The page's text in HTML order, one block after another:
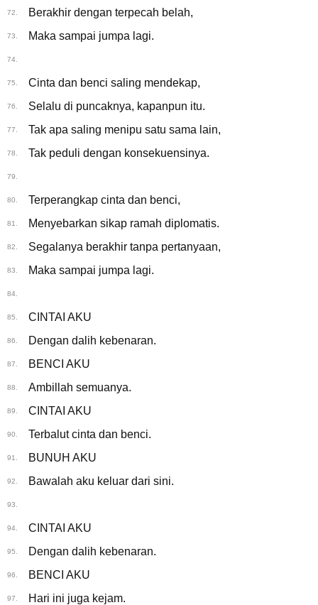
72. Berakhir dengan terpecah belah,
73. Maka sampai jumpa lagi.
74.
75. Cinta dan benci saling mendekap,
76. Selalu di puncaknya, kapanpun itu.
77. Tak apa saling menipu satu sama lain,
78. Tak peduli dengan konsekuensinya.
79.
80. Terperangkap cinta dan benci,
81. Menyebarkan sikap ramah diplomatis.
82. Segalanya berakhir tanpa pertanyaan,
83. Maka sampai jumpa lagi.
84.
85. CINTAI AKU
86. Dengan dalih kebenaran.
87. BENCI AKU
88. Ambillah semuanya.
89. CINTAI AKU
90. Terbalut cinta dan benci.
91. BUNUH AKU
92. Bawalah aku keluar dari sini.
93.
94. CINTAI AKU
95. Dengan dalih kebenaran.
96. BENCI AKU
97. Hari ini juga kejam.